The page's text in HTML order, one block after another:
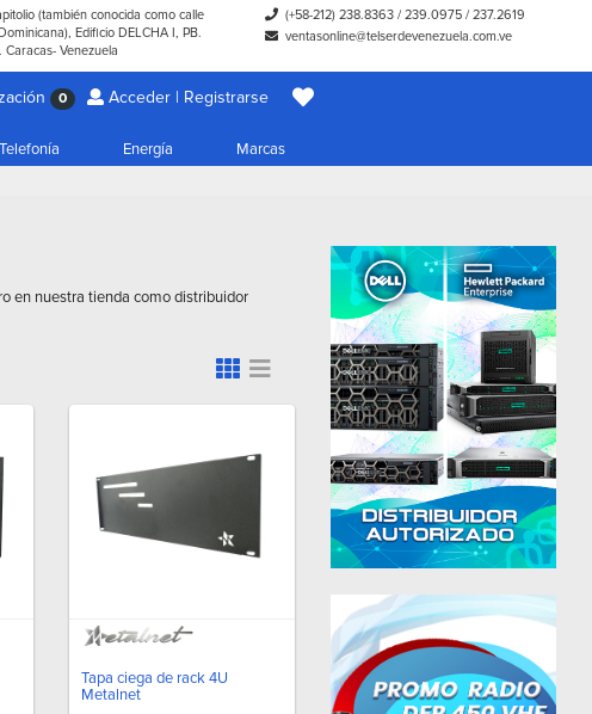
(también conocida como calle
Edificio DELCHA I, PB.
Caracas- Venezuela
(+58-212) 238.8363 /239.0975 /237.2619
ventasonline@telserdevenezuela.com.ve
0 Acceder | Registrarse
Telefonía Energía Marcas
en nuestra tienda como distribuidor
Tapa ciega de rack 4U
Metalnet